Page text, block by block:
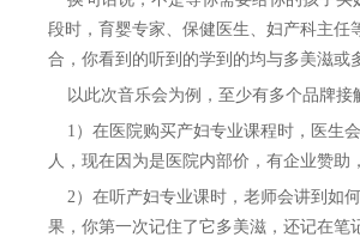
段时，育婴专家、保健医生、妇产科主
合，你看到的听到的学到的均与多美滋或
以此次音乐会为例，至少有多个品牌接
1）在医院购买产妇专业课程时，医生
人，现在因为是医院内部价，有企业赞助
2）在听产妇专业课时，老师会讲到如
果，你第一次记住了它多美滋，还记在笔